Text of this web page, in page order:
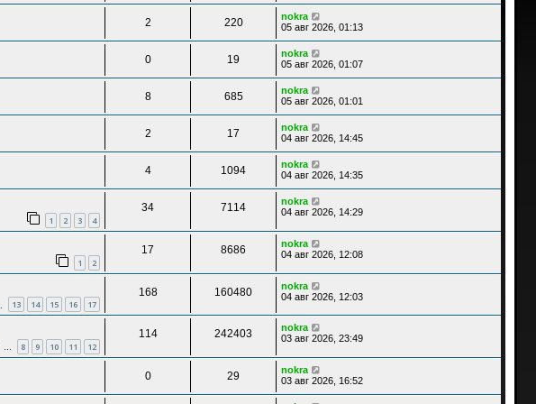
2 220
nokra
05 авг 2026, 01:13
0 19
nokra
05 авг 2026, 01:07
8 685
nokra
05 авг 2026, 01:01
2 17
nokra
04 авг 2026, 14:45
4 1094
nokra
04 авг 2026, 14:35
1 2 3 4
34 7114
nokra
04 авг 2026, 14:29
1 2
17 8686
nokra
04 авг 2026, 12:08
13 14 15 16 17
168 160480
nokra
04 авг 2026, 12:03
… 8 9 10 11 12
114 242403
nokra
03 авг 2026, 23:49
0 29
nokra
03 авг 2026, 16:52